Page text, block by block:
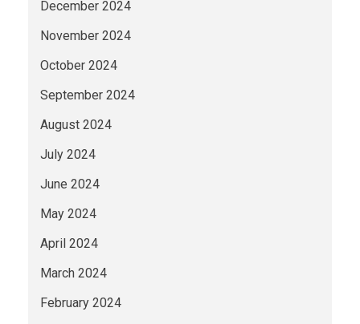
December 2024
November 2024
October 2024
September 2024
August 2024
July 2024
June 2024
May 2024
April 2024
March 2024
February 2024